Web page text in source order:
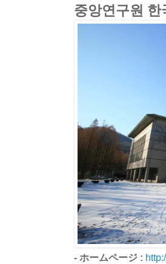
중앙연구원
- ホームページ :